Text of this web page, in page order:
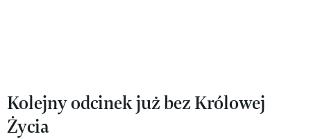
Kolejny odcinek już bez Królowej
Życia